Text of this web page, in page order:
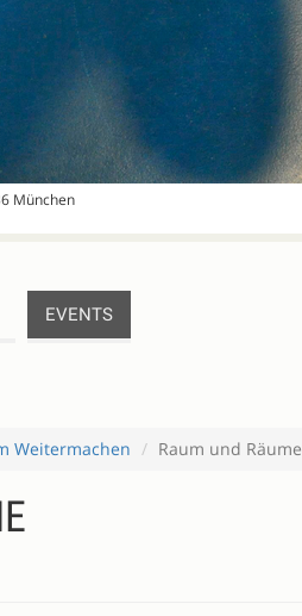
München
EVENTS
Weitermachen Raum und Räume